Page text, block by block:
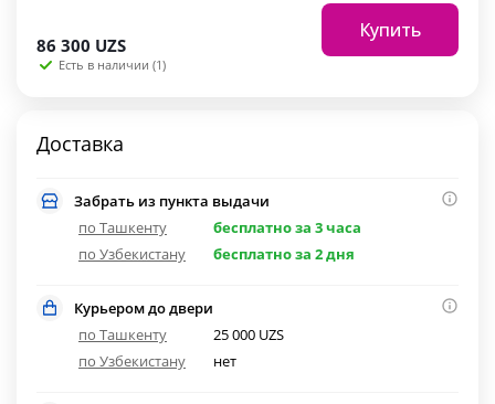
86 300 UZS
Есть в наличии (1)
Купить
Доставка
Забрать из пункта выдачи
по Ташкенту
бесплатно за 3 часа
по Узбекистану
бесплатно за 2 дня
Курьером до двери
по Ташкенту
25 000 UZS
по Узбекистану
нет